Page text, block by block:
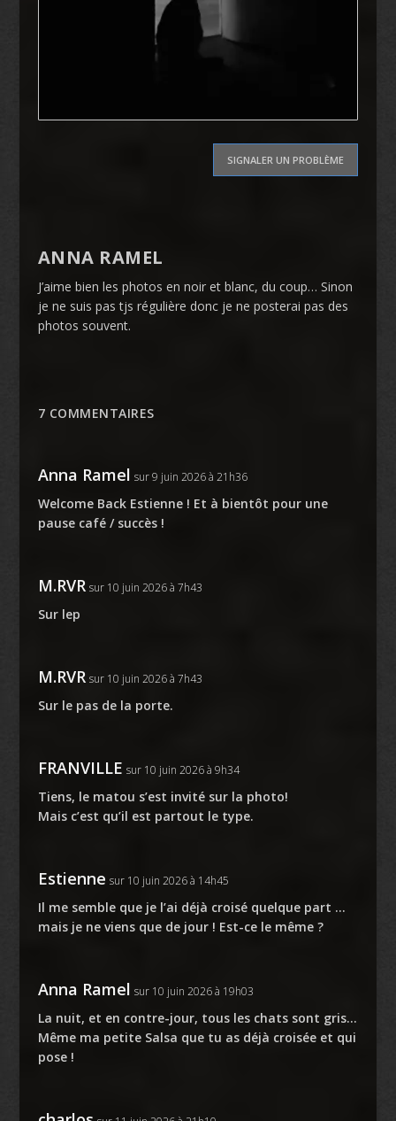
SIGNALER UN PROBLÈME
ANNA RAMEL
J’aime bien les photos en noir et blanc, du coup… Sinon
je ne suis pas tjs régulière donc je ne posterai pas des
photos souvent.
7 COMMENTAIRES
Anna Ramel sur 9 juin 2026 à 21h36
Welcome Back Estienne ! Et à bientôt pour une
pause café / succès !
M.RVR sur 10 juin 2026 à 7h43
Sur lep
M.RVR sur 10 juin 2026 à 7h43
Sur le pas de la porte.
FRANVILLE sur 10 juin 2026 à 9h34
Tiens, le matou s’est invité sur la photo!
Mais c’est qu’il est partout le type.
Estienne sur 10 juin 2026 à 14h45
Il me semble que je l’ai déjà croisé quelque part …
mais je ne viens que de jour ! Est-ce le même ?
Anna Ramel sur 10 juin 2026 à 19h03
La nuit, et en contre-jour, tous les chats sont gris…
Même ma petite Salsa que tu as déjà croisée et qui
pose !